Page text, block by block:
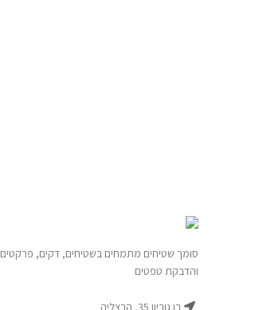
סומך שטיחים מתמחים בשטיחים, דקים, פרקטים
והדבקת טפטים
בן גוריון 35, הרצליה